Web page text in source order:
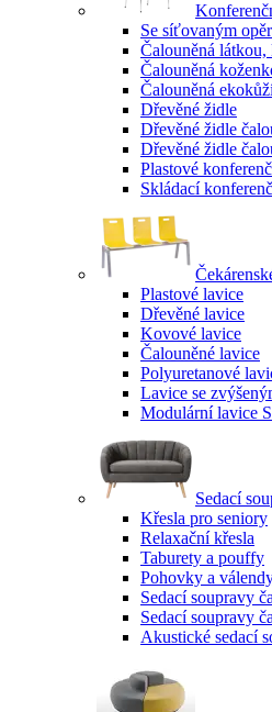
Se síťovaným
Čalouněná látkou,
Čalouněná
Čalouněná
Dřevěné židle
Dřevěné židle
Dřevěné židle
Plastové
Skládací
Plastové lavice
Dřevěné lavice
Kovové lavice
Čalouněné lavice
Polyuretanové
Lavice se
Modulární lavice
Sedací
Křesla pro seniory
Relaxační křesla
Taburety a pouffy
Pohovky a
Sedací soupravy
Sedací soupravy
Akustické sedací